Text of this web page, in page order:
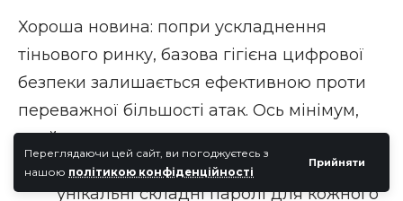
Переглядаючи цей сайт, ви погоджуєтесь з
нашою політикою конфіденційності
Прийняти
Хороша новина: попри ускладнення
тіньового ринку, базова гігієна цифрової
безпеки залишається ефективною проти
переважної більшості атак. Ось мінімум,
який варто дотримуватися.
Використовуйте менеджер паролів
унікальні складні паролі для кожного